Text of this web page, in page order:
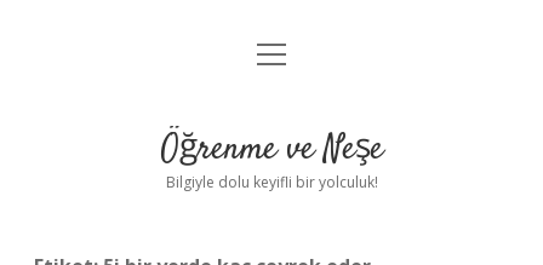
Anasayfa
Yasal Uyarı
menüyü
Öğrenme ve Neşe
Bilgiyle dolu keyifli bir yolculuk!